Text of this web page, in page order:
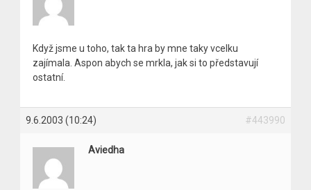
Když jsme u toho, tak ta hra by mne taky vcelku
zajímala. Aspon abych se mrkla, jak si to představují
ostatní.
9.6.2003 (10:24) #443990
Aviedha